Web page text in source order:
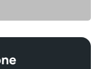
nhám tăng
đẩy thế hệ mới).